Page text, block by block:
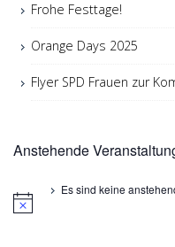
Frohe Festtage!
Orange Days 2025
Flyer SPD Frauen zur
Anstehende
Es sind keine